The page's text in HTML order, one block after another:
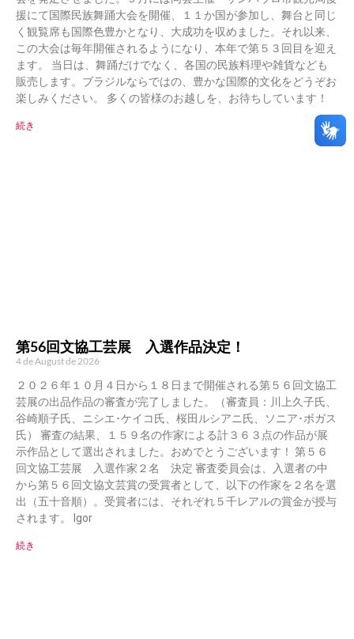
援にて国際民族舞踊大会を開催、１１か国が参加し、舞台と同じ
く観覧席も国際色豊かとなり、大成功を収めました。それ以来、
この大会は毎年開催されるようになり、本年で第５３回目を迎え
ます。 当日は、舞踊だけでなく、各国の民族料理や雑貨なども
販売します。ブラジルならではの、豊かな国際的文化をどうぞお
楽しみください。 多くの皆様のお越しを、お待ちしています！
続き
第56回文協工芸展 入選作品決定！
4 de August de 2026
２０２６年１０月４日から１８日まで開催される第５６回文協工
芸展の出品作品の審査が完了しました。（審査員：川上久子氏、
谷崎順子氏、ニシエ･ケイコ氏、桜田ルシアニ氏、ソニア･ボガス
氏） 審査の結果、１５９名の作家による計３６３点の作品が展
示作品として選出されました。おめでとうございます！ 第５６
回文協工芸展 入選作家２名 決定 審査委員会は、入選者の中
から第５６回文協文芸賞の受賞者として、以下の作家を２名を選
出（五十音順）。受賞者には、それぞれ５千レアルの賞金が授与
されます。 Igor
続き